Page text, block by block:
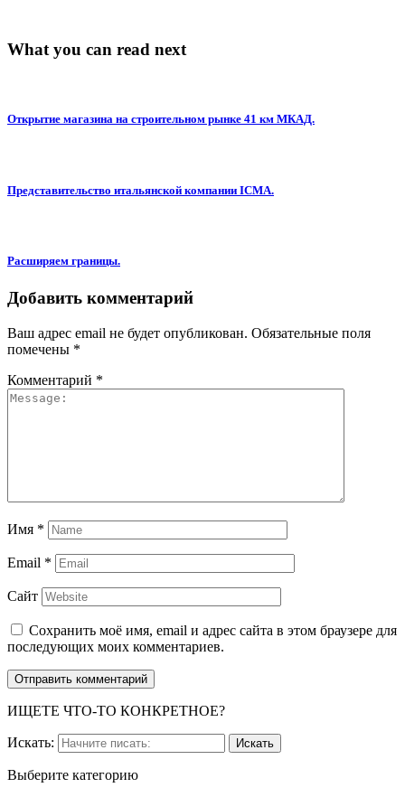
What you can read next
Открытие магазина на строительном рынке 41 км МКАД.
Представительство итальянской компании ICMA.
Расширяем границы.
Добавить комментарий
Ваш адрес email не будет опубликован. Обязательные поля
помечены *
Комментарий *
Имя *
Email *
Сайт
Сохранить моё имя, email и адрес сайта в этом браузере для
последующих моих комментариев.
ИЩЕТЕ ЧТО-ТО КОНКРЕТНОЕ?
Искать:
Выберите категорию